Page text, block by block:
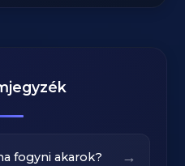
fogyni akarok? →